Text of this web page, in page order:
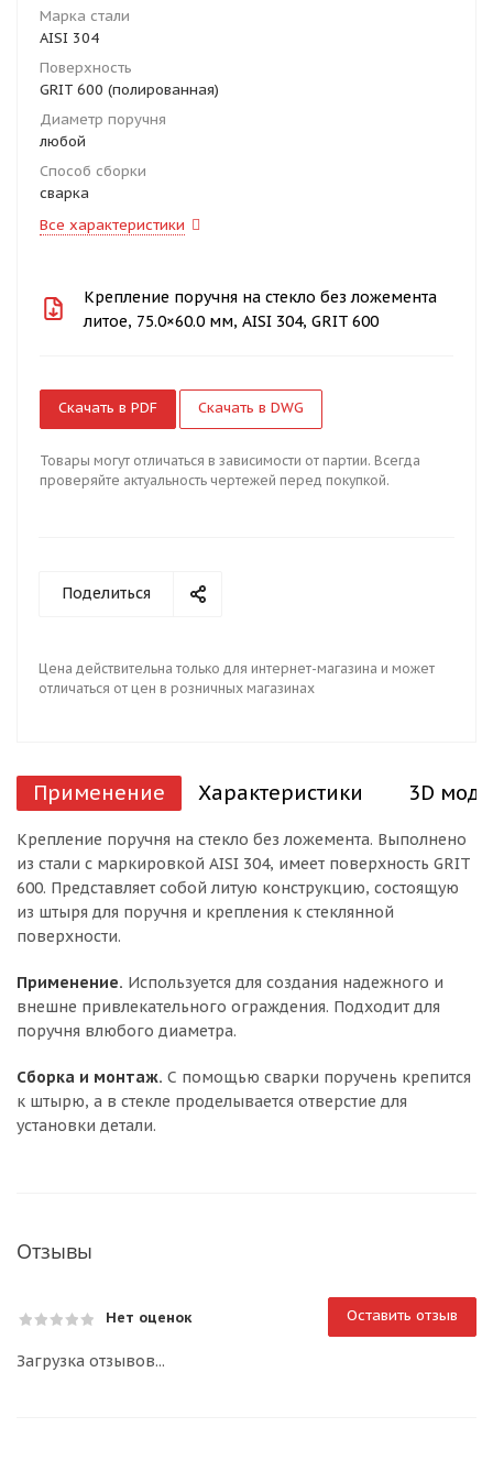
Марка стали
AISI 304
Поверхность
GRIT 600 (полированная)
Диаметр поручня
любой
Способ сборки
сварка
Все характеристики
Крепление поручня на стекло без ложемента
литое, 75.0×60.0 мм, AISI 304, GRIT 600
Скачать в PDF Скачать в DWG
Товары могут отличаться в зависимости от партии. Всегда
проверяйте актуальность чертежей перед покупкой.
Поделиться
Цена действительна только для интернет-магазина и может
отличаться от цен в розничных магазинах
Применение Характеристики 3D
Крепление поручня на стекло без ложемента. Выполнено
из стали с маркировкой AISI 304, имеет поверхность GRIT
600. Представляет собой литую конструкцию, состоящую
из штыря для поручня и крепления к стеклянной
поверхности.
Применение. Используется для создания надежного и
внешне привлекательного ограждения. Подходит для
поручня влюбого диаметра.
Сборка и монтаж. С помощью сварки поручень крепится
к штырю, а в стекле проделывается отверстие для
установки детали.
Отзывы
Нет оценок Оставить отзыв
Загрузка отзывов...